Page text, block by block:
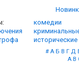
комедии
исторические
# А Б В Г Д
A B